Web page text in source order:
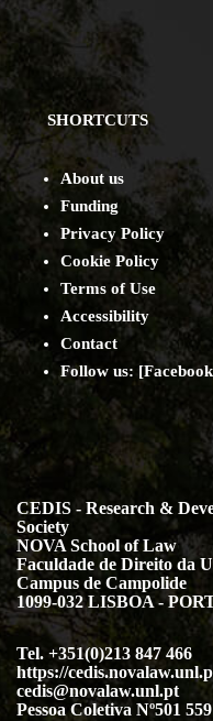
SHORTCUTS
About us
Funding
Privacy Policy
Cookie Policy
Terms of Use
Accessibility
Contact
Follow us: [Facebook
CEDIS - Research &
Society
NOVA School of Law
Faculdade de Direito da
Campus de Campolide
1099-032 LISBOA -
Tel. +351(0)213 847 466
https://
cedis@novalaw.unl.pt
Pessoa Coletiva Nº501